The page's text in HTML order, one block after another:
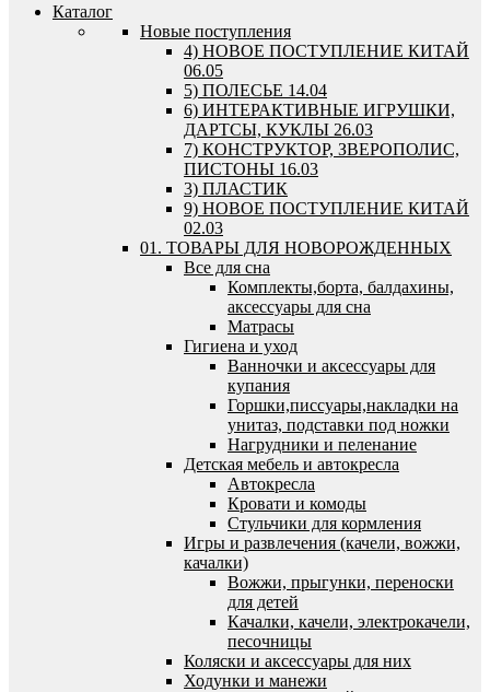
Каталог
Новые поступления
4) НОВОЕ ПОСТУПЛЕНИЕ КИТАЙ
06.05
5) ПОЛЕСЬЕ 14.04
6) ИНТЕРАКТИВНЫЕ ИГРУШКИ,
ДАРТСЫ, КУКЛЫ 26.03
7) КОНСТРУКТОР, ЗВЕРОПОЛИС,
ПИСТОНЫ 16.03
3) ПЛАСТИК
9) НОВОЕ ПОСТУПЛЕНИЕ КИТАЙ
02.03
01. ТОВАРЫ ДЛЯ НОВОРОЖДЕННЫХ
Все для сна
Комплекты,борта, балдахины,
аксессуары для сна
Матрасы
Гигиена и уход
Ванночки и аксессуары для
купания
Горшки,писсуары,накладки на
унитаз, подставки под ножки
Нагрудники и пеленание
Детская мебель и автокресла
Автокресла
Кровати и комоды
Стульчики для кормления
Игры и развлечения (качели, вожжи,
качалки)
Вожжи, прыгунки, переноски
для детей
Качалки, качели, электрокачели,
песочницы
Коляски и аксессуары для них
Ходунки и манежи